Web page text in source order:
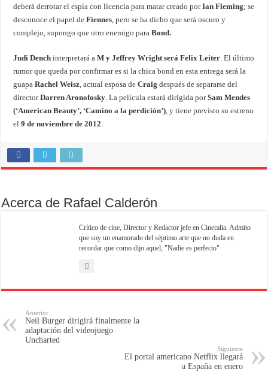
deberá derrotar el espía con licencia para matar creado porIan Fleming; se
desconoce el papel deFiennes, pero se ha dicho que será oscuro y
complejo, supongo que otro enemigo paraBond.
Judi Dench interpretará a M y Jeffrey Wright será Felix Leiter. El último
rumor que queda por confirmar es si la chica bond en esta entrega será la
guapa Rachel Weisz, actual esposa de Craig después de separarse del
directorDarren Aronofosky. La película estará dirigida porSam Mendes
(‘American Beauty’, ‘Camino a la perdición’), y tiene previsto su estreno
el9 de noviembre de 2012.
Acerca de Rafael Calderón
Crítico de cine, Director y Redactor jefe en Cineralia. Admito
que soy un enamorado del séptimo arte que no duda en
recordar que como dijo aquel, "Nadie es perfecto"
Anterior
Neil Burger dirigirá finalmente la
adaptación del videojuego
Uncharted
Siguiente
El portal americano Netflix llegará
a España en enero